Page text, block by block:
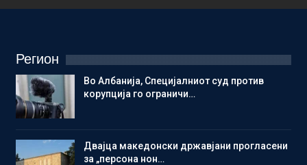
Регион
Во Албанија, Специјалниот суд против
корупција го ограничи…
Двајца македонски државјани прогласени
за „персона нон…